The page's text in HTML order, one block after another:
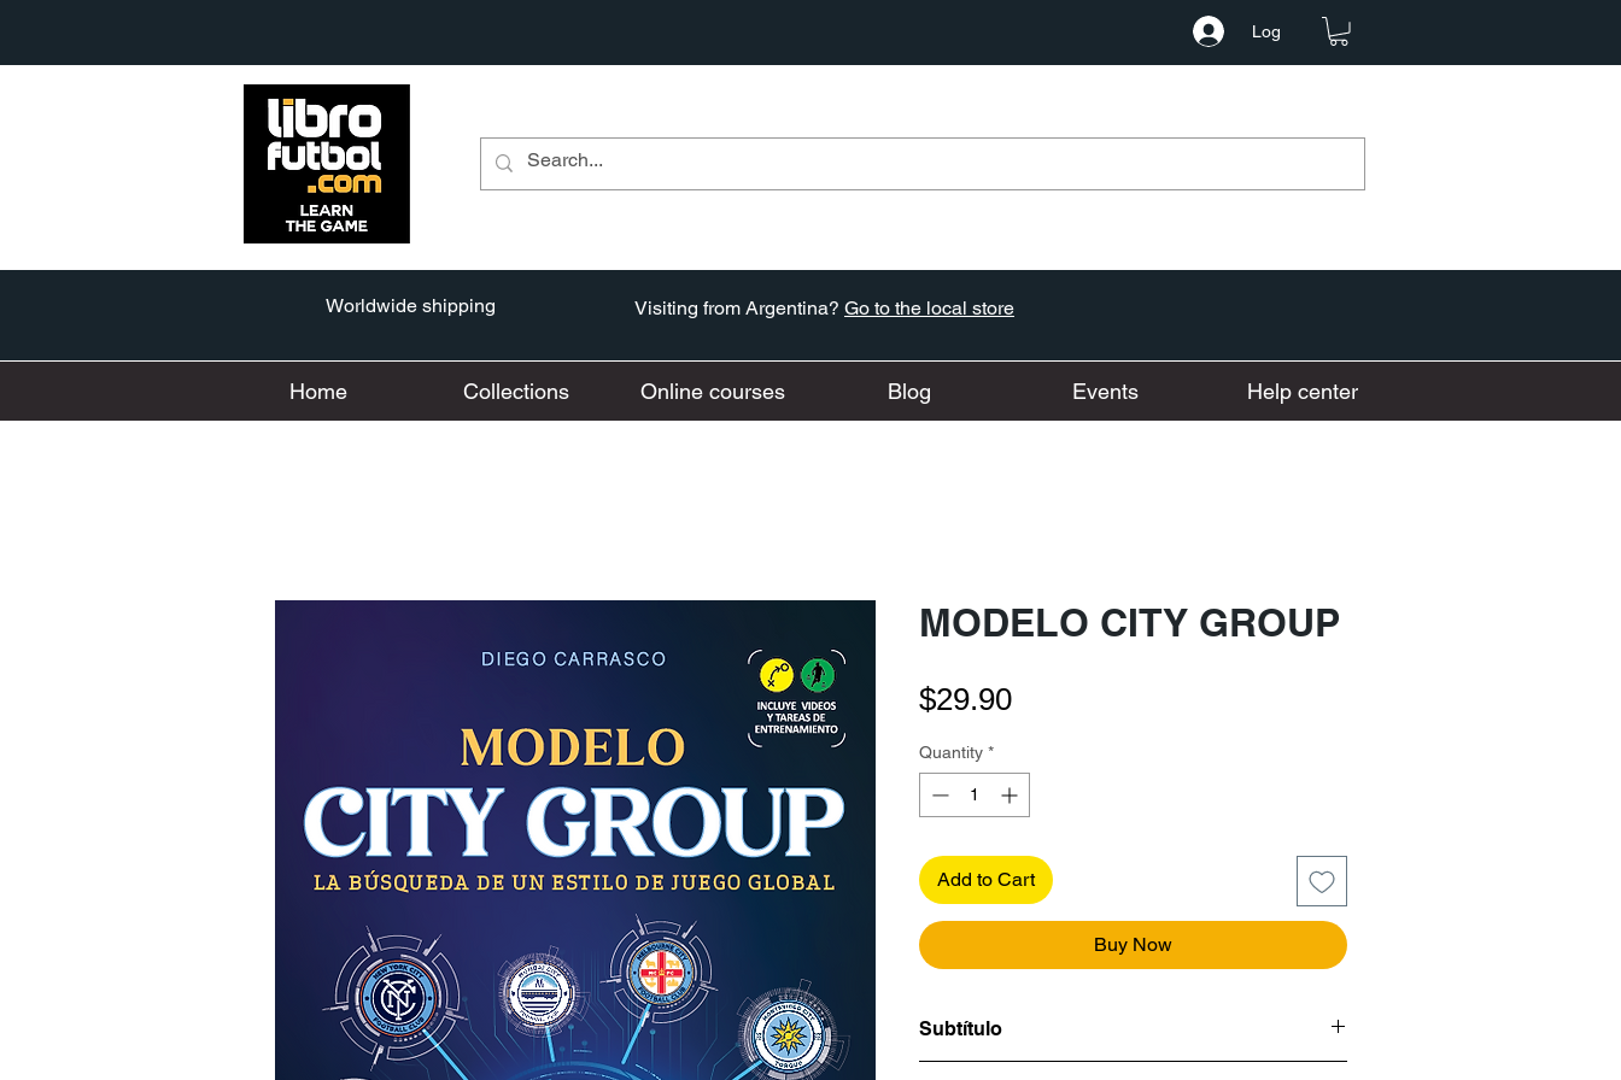
Log
Worldwide shipping Visiting from Argentina? Go to the local store
Home Collections Online courses Blog Events Help center
MODELO CITY GROUP
$29.90Price
Quantity *
Add to Cart
Buy Now
Subtítulo